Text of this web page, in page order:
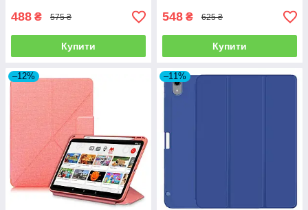
488 ₴ 575 ₴
Купити
548 ₴ 625 ₴
Купити
–12% –11%